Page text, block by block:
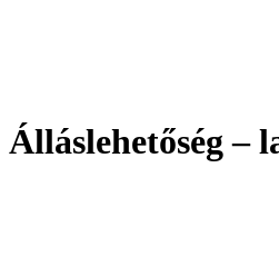
Álláslehetőség –